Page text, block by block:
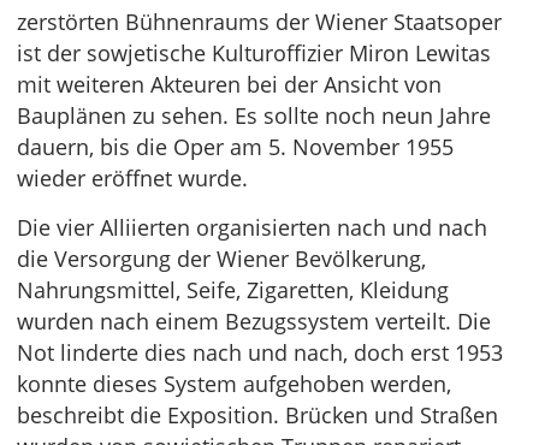
zerstörten Bühnenraums der Wiener Staatsoper
ist der sowjetische Kulturoffizier Miron Lewitas
mit weiteren Akteuren bei der Ansicht von
Bauplänen zu sehen. Es sollte noch neun Jahre
dauern, bis die Oper am 5. November 1955
wieder eröffnet wurde.
Die vier Alliierten organisierten nach und nach
die Versorgung der Wiener Bevölkerung,
Nahrungsmittel, Seife, Zigaretten, Kleidung
wurden nach einem Bezugssystem verteilt. Die
Not linderte dies nach und nach, doch erst 1953
konnte dieses System aufgehoben werden,
beschreibt die Exposition. Brücken und Straßen